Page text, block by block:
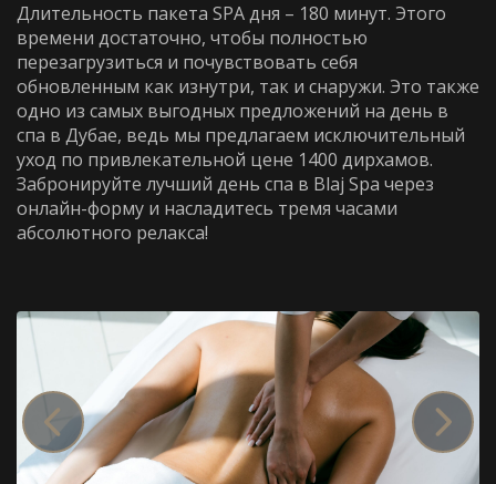
Длительность пакета SPA дня – 180 минут. Этого
времени достаточно, чтобы полностью
перезагрузиться и почувствовать себя
обновленным как изнутри, так и снаружи. Это также
одно из самых выгодных предложений на день в
спа в Дубае, ведь мы предлагаем исключительный
уход по привлекательной цене 1400 дирхамов.
Забронируйте лучший день спа в Blaj Spa через
онлайн-форму и насладитесь тремя часами
абсолютного релакса!